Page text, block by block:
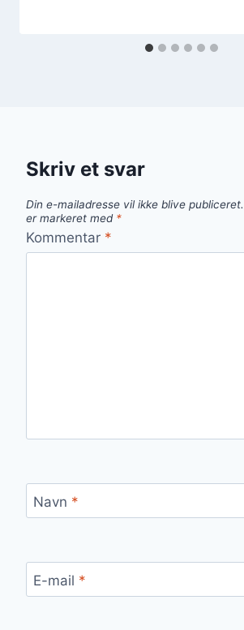
Skriv et svar
Din e-mailadresse vil ikke blive publiceret.
er markeret med *
Kommentar *
Navn *
E-mail *